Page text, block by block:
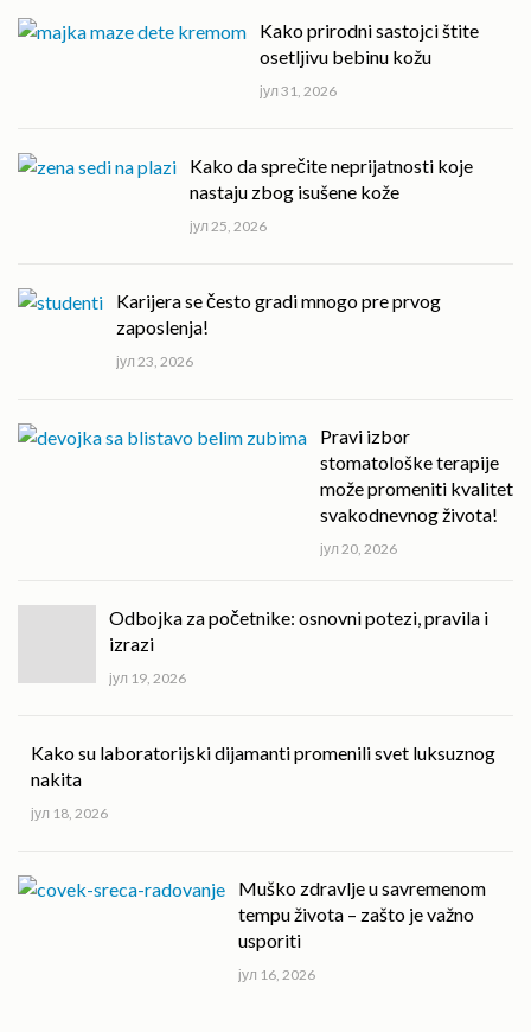
Kako prirodni sastojci štite
osetljivu bebinu kožu
јул 31, 2026
Kako da sprečite neprijatnosti koje
nastaju zbog isušene kože
јул 25, 2026
Karijera se često gradi mnogo pre prvog
zaposlenja!
јул 23, 2026
Pravi izbor
stomatološke terapije
može promeniti kvalitet
svakodnevnog života!
јул 20, 2026
Odbojka za početnike: osnovni potezi, pravila i
izrazi
јул 19, 2026
Kako su laboratorijski dijamanti promenili svet luksuznog
nakita
јул 18, 2026
Muško zdravlje u savremenom
tempu života – zašto je važno
usporiti
јул 16, 2026